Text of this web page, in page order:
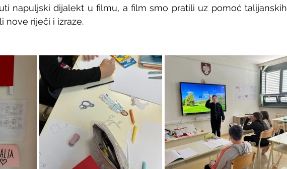
napuljski dijalekt u filmu, a film smo pratili uz pomoć talijanskih
nove riječi i izraze.